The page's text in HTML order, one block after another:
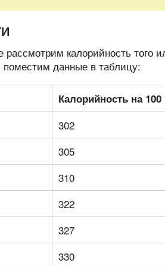
калорийность того
поместим данные в таблицу:
Калорийность на 100
302
305
310
322
327
330